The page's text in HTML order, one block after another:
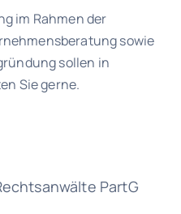
im Rahmen der
sowie
sollen in
Sie gerne.
PartG